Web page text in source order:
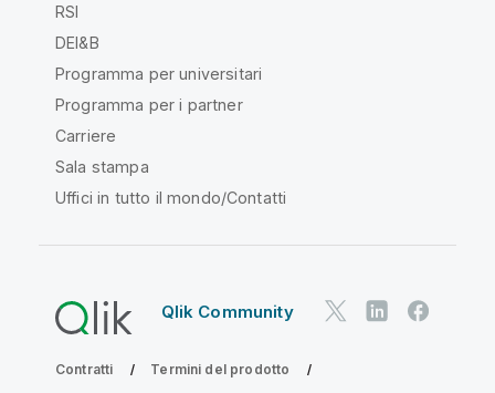
RSI
DEI&B
Programma per universitari
Programma per i partner
Carriere
Sala stampa
Uffici in tutto il mondo/Contatti
Qlik Community
Contratti
Termini del prodotto